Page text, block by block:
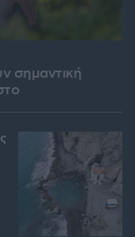
σημαντική